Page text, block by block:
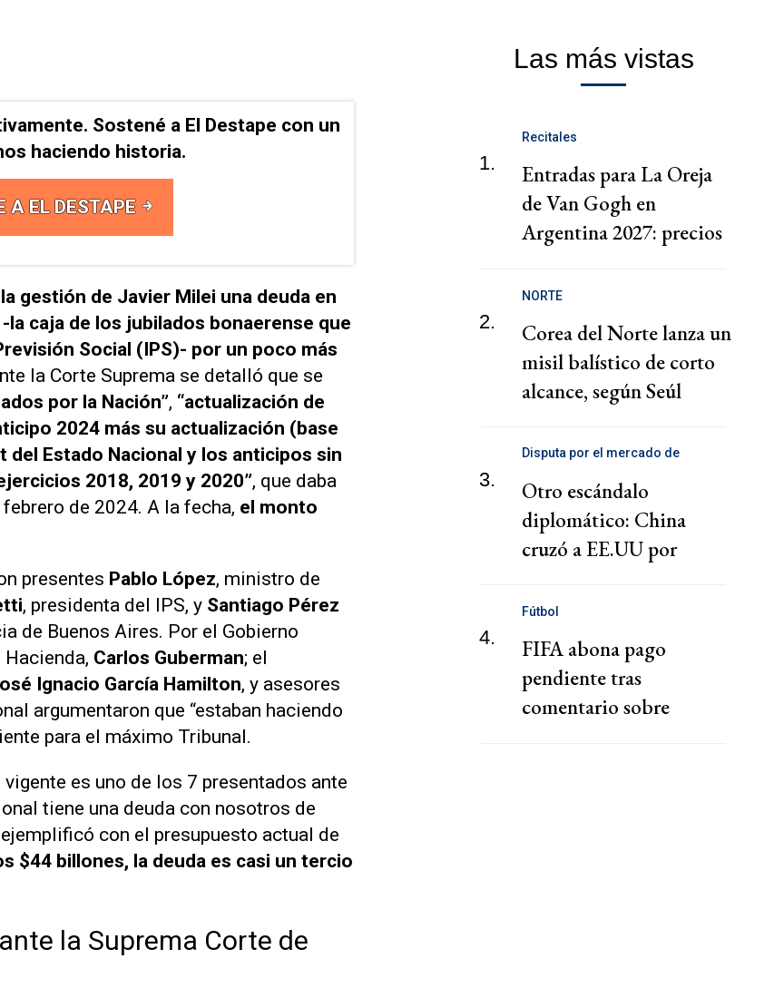
Sostené a El Destape con un
haciendo historia.
A EL DESTAPE
gestión de Javier Milei una deuda en
caja de los jubilados bonaerense que
Social (IPS)- por un poco más
la Corte Suprema se detalló que se
por la Nación”, “actualización de
2024 más su actualización (base
del Estado Nacional y los anticipos sin
2018, 2019 y 2020”, que daba
de 2024. A la fecha, el monto
presentes Pablo López, ministro de
, presidenta del IPS, y Santiago Pérez
de Buenos Aires. Por el Gobierno
Carlos Guberman; el
Ignacio García Hamilton, y asesores
argumentaron que “estaban haciendo
para el máximo Tribunal.
es uno de los 7 presentados ante
tiene una deuda con nosotros de
con el presupuesto actual de
$44 billones, la deuda es casi un tercio
la Suprema Corte de
Las más vistas
1.
Recitales
Entradas para La Oreja
de Van Gogh en
Argentina 2027: precios
2.
NORTE
Corea del Norte lanza un
misil balístico de corto
alcance, según Seúl
3.
Disputa por el mercado de
Otro escándalo
diplomático: China
cruzó a EE.UU por
cooperativa Argentina
4.
Fútbol
FIFA abona pago
pendiente tras
comentario sobre